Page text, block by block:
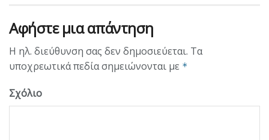
Αφήστε μια απάντηση
Η ηλ. διεύθυνση σας δεν δημοσιεύεται. Τα
υποχρεωτικά πεδία σημειώνονται με *
Σχόλιο